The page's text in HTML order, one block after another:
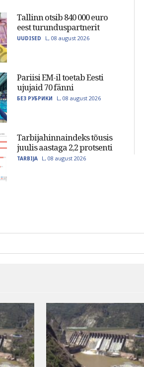
Tallinn otsib 840 000 euro
eest turunduspartnerit
UUDISED L, 08 august 2026
Pariisi EM-il toetab Eesti
ujujaid 70 fänni
БЕЗ РУБРИКИ L, 08 august 2026
Tarbijahinnaindeks tõusis
juulis aastaga 2,2 protsenti
TARBIJA L, 08 august 2026